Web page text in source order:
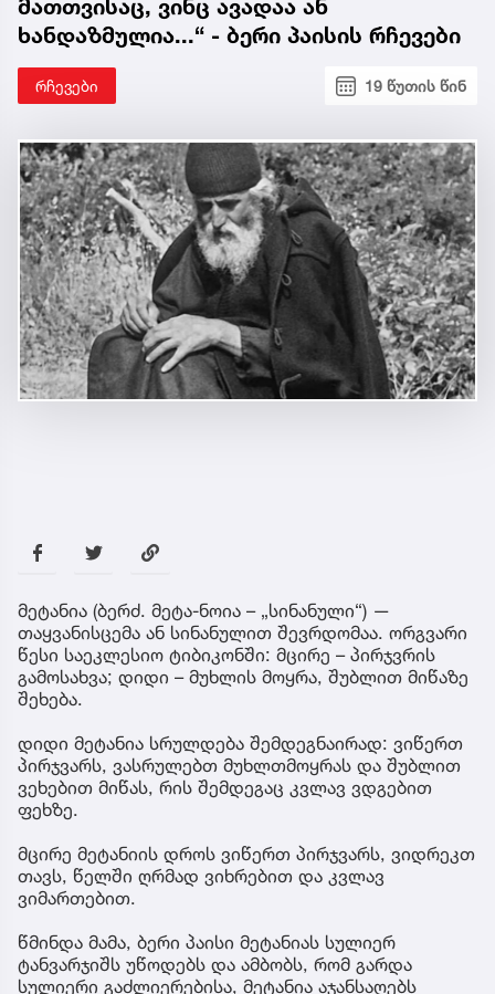
მათთვისაც, ვინც ავადაა ან
ხანდაზმულია...“ - ბერი პაისის რჩევები
რჩევები 19 წუთის წინ
მეტანია (ბერძ. მეტა-ნოია – „სინანული“) —
თაყვანისცემა ან სინანულით შევრდომაა. ორგვარი
წესი საეკლესიო ტიბიკონში: მცირე – პირჯვრის
გამოსახვა; დიდი – მუხლის მოყრა, შუბლით მიწაზე
შეხება.
დიდი მეტანია სრულდება შემდეგნაირად: ვიწერთ
პირჯვარს, ვასრულებთ მუხლთმოყრას და შუბლით
ვეხებით მიწას, რის შემდეგაც კვლავ ვდგებით
ფეხზე.
მცირე მეტანიის დროს ვიწერთ პირჯვარს, ვიდრეკთ
თავს, წელში ღრმად ვიხრებით და კვლავ
ვიმართებით.
წმინდა მამა, ბერი პაისი მეტანიას სულიერ
ტანვარჯიშს უწოდებს და ამბობს, რომ გარდა
სულიერი გაძლიერებისა, მეტანია აჯანსაღებს